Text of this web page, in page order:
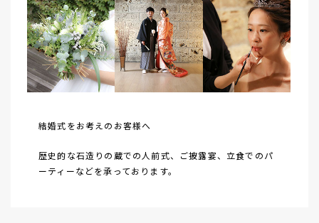
結婚式をお考えのお客様へ
歴史的な石造りの蔵での人前式、ご披露宴、立食でのパ
ーティーなどを承っております。